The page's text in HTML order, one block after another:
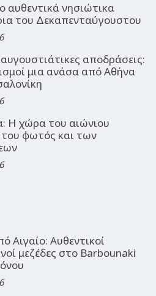
αυθεντικά νησιώτικα
του Δεκαπενταύγουστου
αποδράσεις:
μια ανάσα από Αθήνα
Η χώρα του αιώνιου
φωτός και των
Αιγαίο: Αυθεντικοί
μεζέδες στο Barbounaki